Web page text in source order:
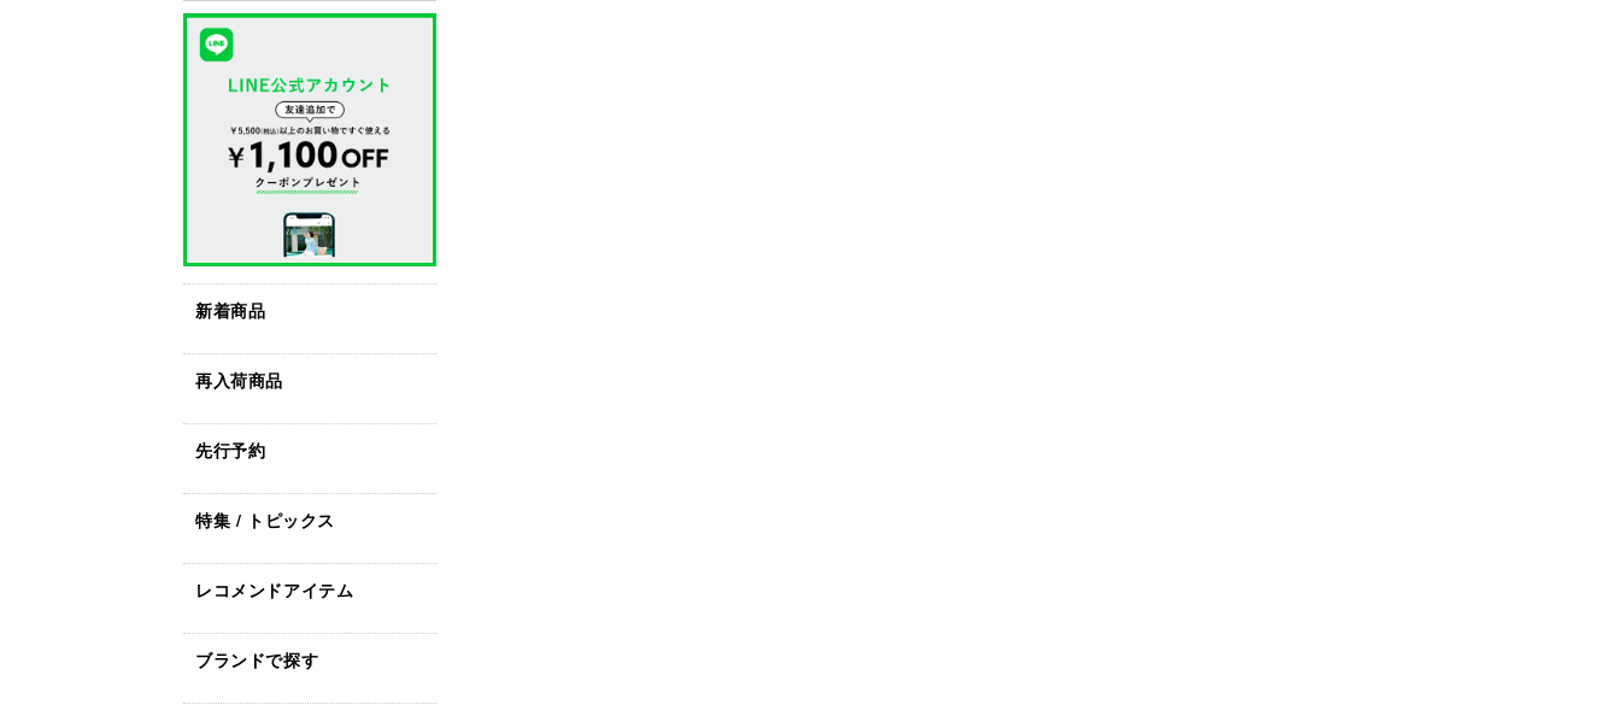
新着商品
再入荷商品
先行予約
特集 / トピックス
レコメンドアイテム
ブランドで探す